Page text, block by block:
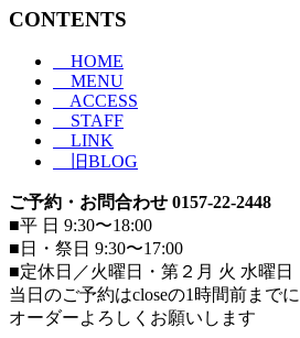
CONTENTS
HOME
MENU
ACCESS
STAFF
LINK
旧BLOG
ご予約・お問合わせ 0157-22-2448
■平 日 9:30〜18:00
■日・祭日 9:30〜17:00
■定休日／火曜日・第２月 火 水曜日
当日のご予約はcloseの1時間前までに
オーダーよろしくお願いします